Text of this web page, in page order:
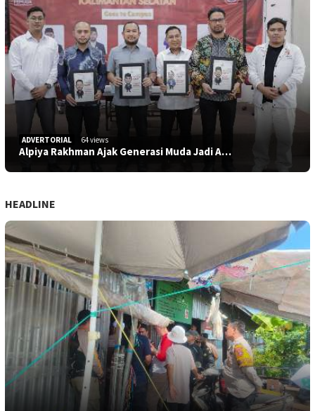
ADVERTORIAL 64 views
Alpiya Rakhman Ajak Generasi Muda Jadi A…
HEADLINE